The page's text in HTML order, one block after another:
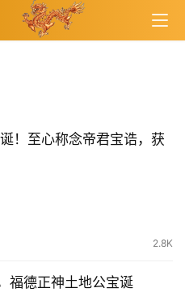
！至心称念帝君宝诰，获
2.8K
福德正神土地公宝诞